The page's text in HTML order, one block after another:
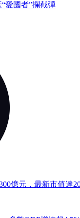
愛國者”攔截彈
億元，最新市值達